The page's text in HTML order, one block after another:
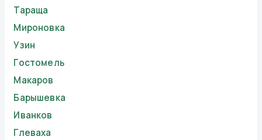
Тараща
Мироновка
Узин
Гостомель
Макаров
Барышевка
Иванков
Глеваха